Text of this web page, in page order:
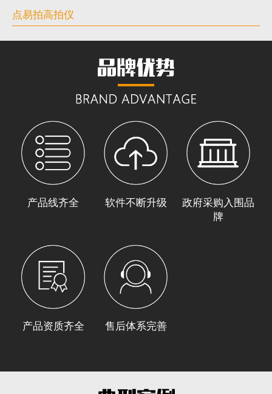
点易拍高拍仪
产品线齐全 软件不断升级
政府采购入围品
牌
产品资质齐全 售后体系完善